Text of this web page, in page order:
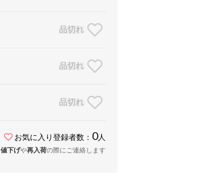
品切れ
品切れ
品切れ
お気に入り登録者数： 0人
値下げや再入荷の際にご連絡します